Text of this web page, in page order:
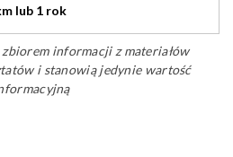
lub 1 rok
informacji z materiałów
i stanowią jedynie wartość